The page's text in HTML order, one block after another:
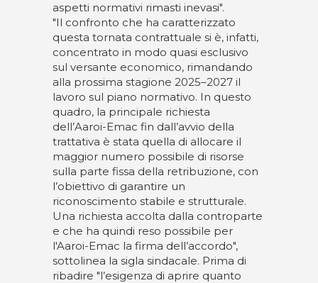
aspetti normativi rimasti inevasi".
"Il confronto che ha caratterizzato
questa tornata contrattuale si è, infatti,
concentrato in modo quasi esclusivo
sul versante economico, rimandando
alla prossima stagione 2025–2027 il
lavoro sul piano normativo. In questo
quadro, la principale richiesta
dell’Aaroi-Emac fin dall’avvio della
trattativa è stata quella di allocare il
maggior numero possibile di risorse
sulla parte fissa della retribuzione, con
l’obiettivo di garantire un
riconoscimento stabile e strutturale.
Una richiesta accolta dalla controparte
e che ha quindi reso possibile per
l'Aaroi-Emac la firma dell’accordo",
sottolinea la sigla sindacale. Prima di
ribadire "l’esigenza di aprire quanto